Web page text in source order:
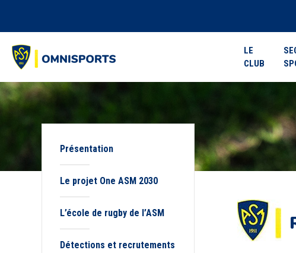
LE
CLUB
Présentation
Le projet One ASM 2030
L’école de rugby de l’ASM
Détections et recrutements